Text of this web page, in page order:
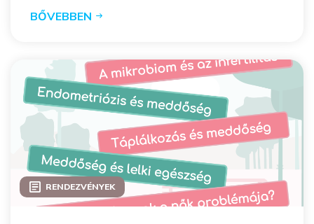
BŐVEBBEN
RENDEZVÉNYEK